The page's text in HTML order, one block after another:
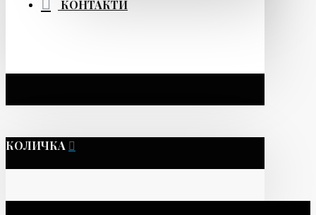
КОНТАКТИ
КОЛИЧКА